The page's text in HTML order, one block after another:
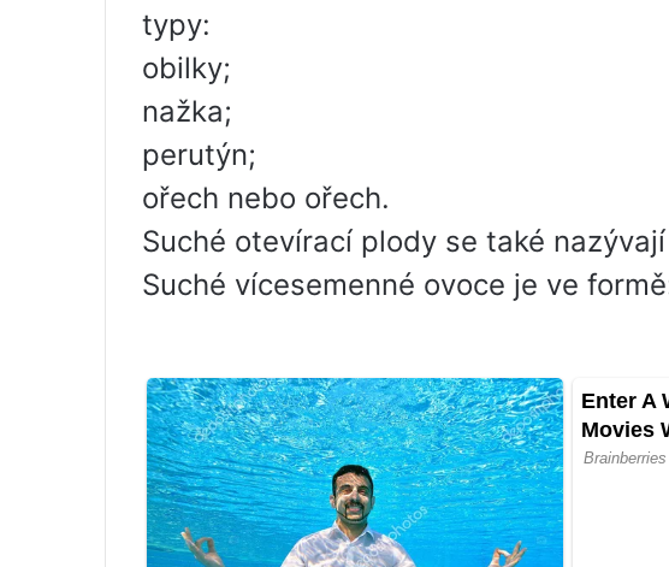
typy:
obilky;
nažka;
perutýn;
ořech nebo ořech.
Suché otevírací plody se také
Suché vícesemenné ovoce je ve